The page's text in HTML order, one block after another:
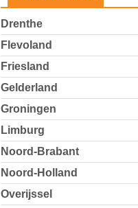
Drenthe
Flevoland
Friesland
Gelderland
Groningen
Limburg
Noord-Brabant
Noord-Holland
Overijssel